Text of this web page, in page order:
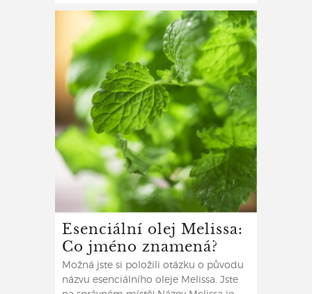
Esenciální olej Melissa:
Co jméno znamená?
Možná jste si položili otázku o původu
názvu esenciálního oleje Melissa. Jste